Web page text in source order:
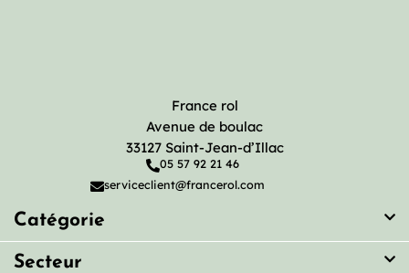
France rol
Avenue de boulac
33127 Saint-Jean-d’Illac
05 57 92 21 46
serviceclient@francerol.com
Catégorie
Secteur